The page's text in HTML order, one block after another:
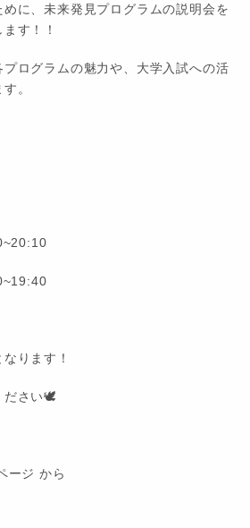
に、未来発見プログラムの説明会を
す！！
ラムの魅力や、大学入試への活
。
ります！
ださい🕊️
ージ から